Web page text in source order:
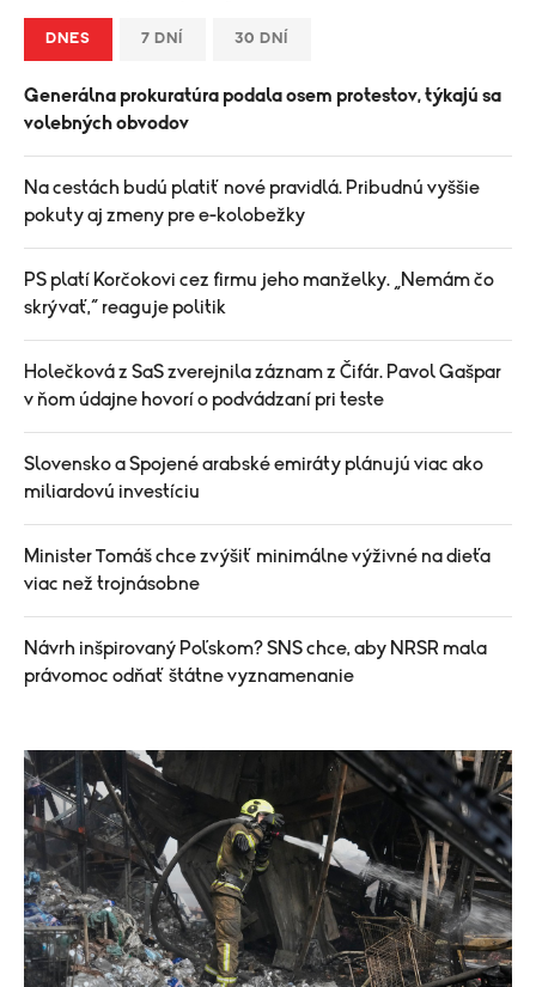
DNES 7 DNÍ 30 DNÍ
Generálna prokuratúra podala osem protestov, týkajú sa
volebných obvodov
Na cestách budú platiť nové pravidlá. Pribudnú vyššie
pokuty aj zmeny pre e-kolobežky
PS platí Korčokovi cez firmu jeho manželky. „Nemám čo
skrývať,“ reaguje politik
Holečková z SaS zverejnila záznam z Čifár. Pavol Gašpar
v ňom údajne hovorí o podvádzaní pri teste
Slovensko a Spojené arabské emiráty plánujú viac ako
miliardovú investíciu
Minister Tomáš chce zvýšiť minimálne výživné na dieťa
viac než trojnásobne
Návrh inšpirovaný Poľskom? SNS chce, aby NRSR mala
právomoc odňať štátne vyznamenanie